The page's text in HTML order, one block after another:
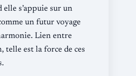
elle s’appuie sur un
un futur voyage
Lien entre
telle est la force de ces